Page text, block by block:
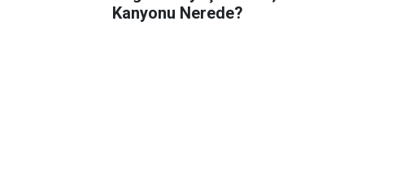
Kanyonu Nerede?